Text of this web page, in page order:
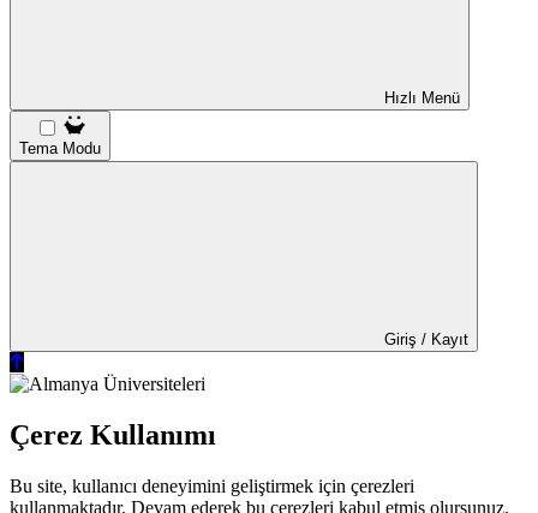
Hızlı Menü
Tema Modu
Giriş / Kayıt
Çerez Kullanımı
Bu site, kullanıcı deneyimini geliştirmek için çerezleri
kullanmaktadır. Devam ederek bu çerezleri kabul etmiş olursunuz.